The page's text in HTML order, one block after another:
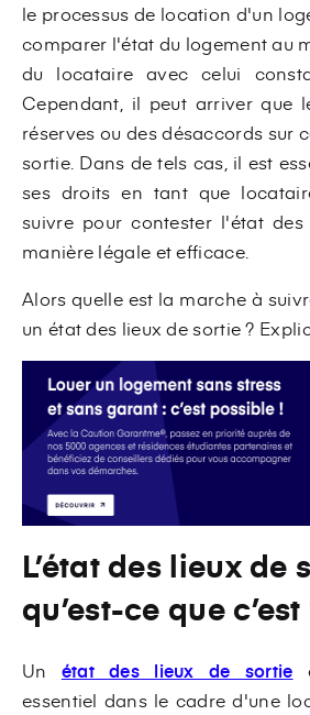
le processus de location d'un
comparer l'état du logement au
du locataire avec celui
Cependant, il peut arriver que
réserves ou des désaccords sur
sortie. Dans de tels cas, il est
ses droits en tant que
suivre pour contester l'état
manière légale et efficace.
Alors quelle est la marche à
un état des lieux de sortie ?
L’état des lieux de
qu’est-ce que c’est
Un état des lieux de sortie
essentiel dans le cadre d'une